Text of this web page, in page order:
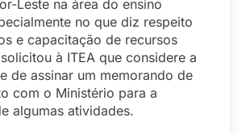
Leste na área do ensino
no que diz respeito
e capacitação de recursos
à ITEA que considere a
de assinar um memorando de
com o Ministério para a
algumas atividades.